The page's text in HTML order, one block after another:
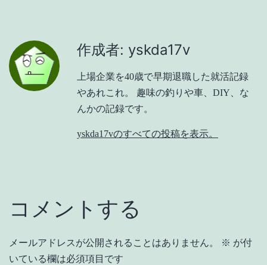
作成者: yskda17v
上場企業を40歳で早期退職した就活記録
やあれこれ。 趣味の釣りや車、DIY、な
んかの記録です。
yskda17vのすべての投稿を表示。
コメントする
メールアドレスが公開されることはありません。 ※ が付
いている欄は必須項目です